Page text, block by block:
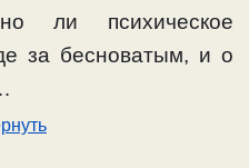
ли психическое
за бесноватым, и о